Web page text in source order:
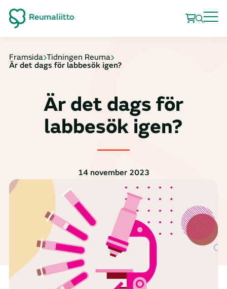
Framsida Tidningen Reuma
Är det dags för labbesök igen?
Är det dags för
labbesök igen?
14 november 2023